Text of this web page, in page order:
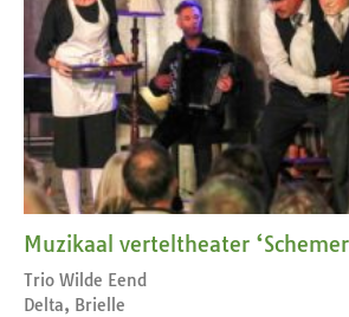
Muzikaal verteltheater
Trio Wilde Eend
Delta, Brielle